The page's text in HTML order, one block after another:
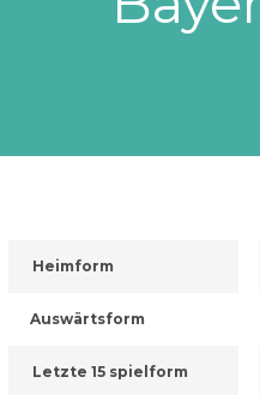
Heimform
Auswärtsform
Letzte 15 spielform